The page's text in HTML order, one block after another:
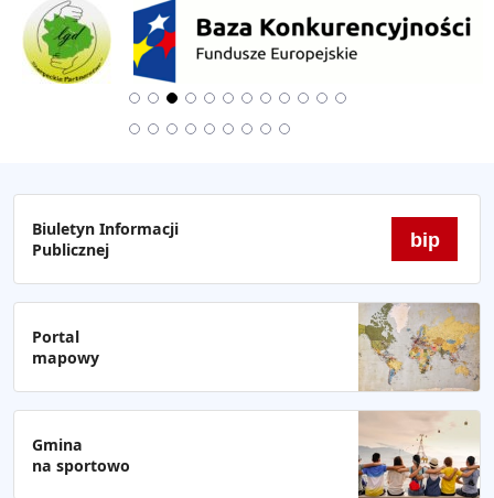
Biuletyn Informacji
Publicznej
bip
Portal
mapowy
Gmina
na sportowo